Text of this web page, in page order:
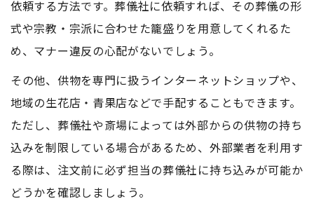
依頼する方法です。葬儀社に依頼すれば、その葬儀の形
式や宗教・宗派に合わせた籠盛りを用意してくれるた
め、マナー違反の心配がないでしょう。
その他、供物を専門に扱うインターネットショップや、
地域の生花店・青果店などで手配することもできます。
ただし、葬儀社や斎場によっては外部からの供物の持ち
込みを制限している場合があるため、外部業者を利用す
る際は、注文前に必ず担当の葬儀社に持ち込みが可能か
どうかを確認しましょう。